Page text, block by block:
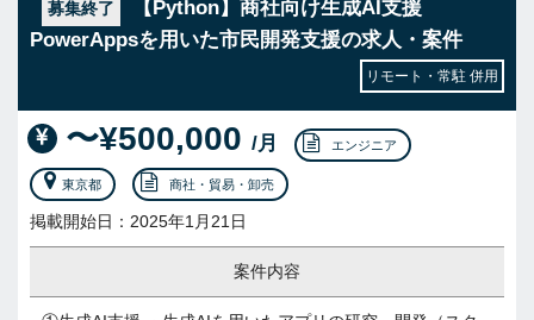
募集終了
【Python】商社向け生成AI支援
PowerAppsを用いた市民開発支援の求人・案件
リモート・常駐 併用
〜¥500,000 /月 エンジニア
東京都 商社・貿易・卸売
掲載開始日：2025年1月21日
案件内容